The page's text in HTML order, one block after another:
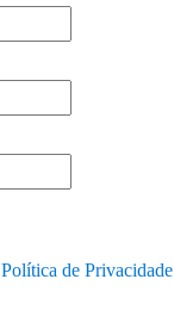
Política de Privacidade